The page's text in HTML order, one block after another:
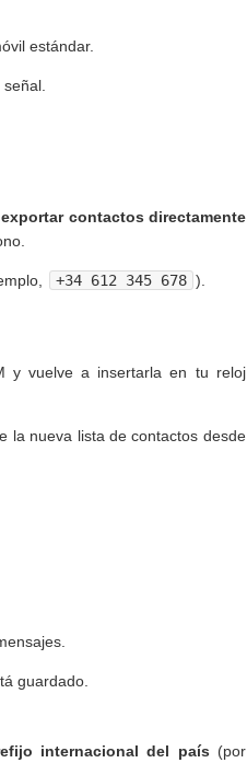
estándar.
contactos directamente
+34 612 345 678 ).
y vuelve a insertarla en tu reloj
la nueva lista de contactos desde
guardado.
internacional del país (por